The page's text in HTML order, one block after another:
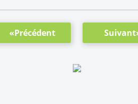
«Précédent